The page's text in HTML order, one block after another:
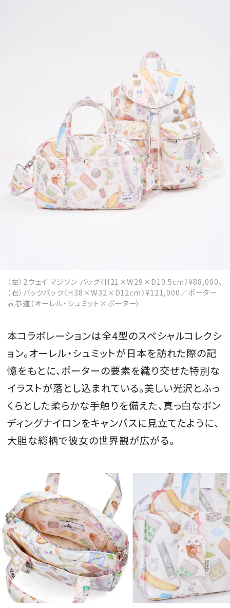
（左）2ウェイ マジソン バッグ〈H21×W29×D10.5cm〉¥88,000、
（右）バックパック〈H38×W32×D12cm〉¥121,000／ポーター
表参道（オーレル・シュミット×ポーター）
本コラボレーションは全4型のスペシャルコレクシ
ョン。オーレル・シュミットが日本を訪れた際の記
憶をもとに、ポーターの要素を織り交ぜた特別な
イラストが落とし込まれている。美しい光沢とふっ
くらとした柔らかな手触りを備えた、真っ白なボン
ディングナイロンをキャンバスに見立てたように、
大胆な総柄で彼女の世界観が広がる。